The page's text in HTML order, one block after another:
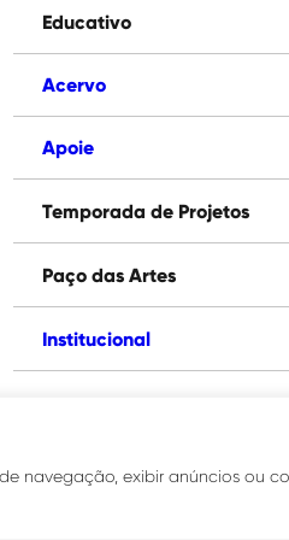
navegação, exibir anúncios ou
Educativo
Acervo
Apoie
Temporada de Projetos
Paço das Artes
Institucional